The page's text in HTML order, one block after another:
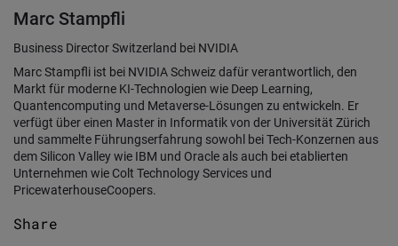
Marc Stampfli
Business Director Switzerland bei NVIDIA
Marc Stampfli ist bei NVIDIA Schweiz dafür verantwortlich, den
Markt für moderne KI-Technologien wie Deep Learning,
Quantencomputing und Metaverse-Lösungen zu entwickeln. Er
verfügt über einen Master in Informatik von der Universität Zürich
und sammelte Führungserfahrung sowohl bei Tech-Konzernen aus
dem Silicon Valley wie IBM und Oracle als auch bei etablierten
Unternehmen wie Colt Technology Services und
PricewaterhouseCoopers.
Share